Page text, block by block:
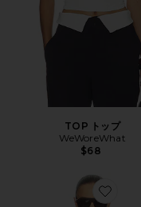
TOP トップ
WeWoreWhat
$68
Favorite